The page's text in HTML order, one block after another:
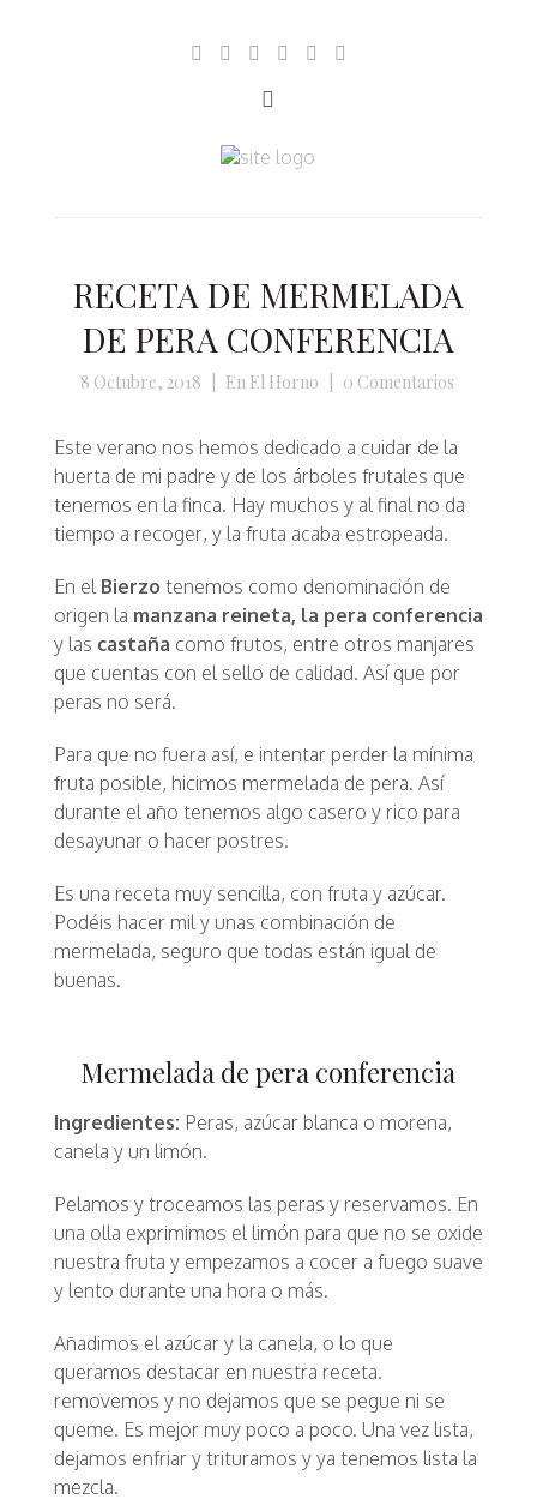
RECETA DE MERMELADA
DE PERA CONFERENCIA
8 Octubre, 2018 En El Horno 0 Comentarios
Este verano nos hemos dedicado a cuidar de la
huerta de mi padre y de los árboles frutales que
tenemos en la finca. Hay muchos y al final no da
tiempo a recoger, y la fruta acaba estropeada.
En el Bierzo tenemos como denominación de
origen la manzana reineta, la pera conferencia
y las castaña como frutos, entre otros manjares
que cuentas con el sello de calidad. Así que por
peras no será.
Para que no fuera así, e intentar perder la mínima
fruta posible, hicimos mermelada de pera. Así
durante el año tenemos algo casero y rico para
desayunar o hacer postres.
Es una receta muy sencilla, con fruta y azúcar.
Podéis hacer mil y unas combinación de
mermelada, seguro que todas están igual de
buenas.
Mermelada de pera conferencia
Ingredientes: Peras, azúcar blanca o morena,
canela y un limón.
Pelamos y troceamos las peras y reservamos. En
una olla exprimimos el limón para que no se oxide
nuestra fruta y empezamos a cocer a fuego suave
y lento durante una hora o más.
Añadimos el azúcar y la canela, o lo que
queramos destacar en nuestra receta.
removemos y no dejamos que se pegue ni se
queme. Es mejor muy poco a poco. Una vez lista,
dejamos enfriar y trituramos y ya tenemos lista la
mezcla.